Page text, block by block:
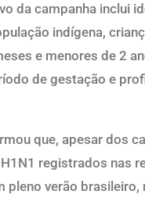
da campanha inclui
indígena,
e menores de 2
de gestação e
que, apesar dos
registrados nas
pleno verão brasileiro,